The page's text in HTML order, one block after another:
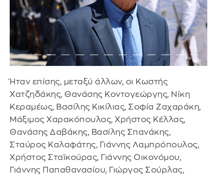
Ήταν επίσης, μεταξύ άλλων, οι Κωστής
Χατζηδάκης, Θανάσης Κοντογεώργης, Νίκη
Κεραμέως, Βασίλης Κικίλιας, Σοφία Ζαχαράκη,
Μάξιμος Χαρακόπουλος, Χρήστος Κέλλας,
Θανάσης Δαβάκης, Βασίλης Σπανάκης,
Σταύρος Καλαφάτης, Γιάννης Λαμπρόπουλος,
Χρήστος Σταϊκούρας, Γιάννης Οικονόμου,
Γιάννης Παπαθανασίου, Γιώργος Σούρλας,